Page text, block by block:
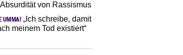
von Rassismus
UMMA! „Ich schreibe, damit
meinem Tod existiert“